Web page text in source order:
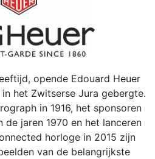
opende Edouard Heuer
het Zwitserse Jura gebergte.
in 1916, het sponsoren
de jaren 1970 en het lanceren
horloge in 2015 zijn
van de belangrijkste